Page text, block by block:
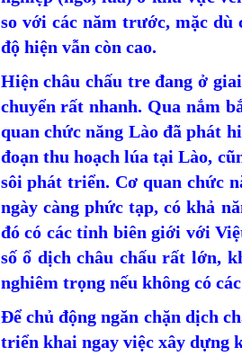
so với các năm trước, mặc
độ hiện vẫn còn cao.
Hiện châu chấu tre đang ở
chuyển rất nhanh. Qua nắm
quan chức năng Lào đã phát
đoạn thu hoạch lúa tại Lào,
sôi phát triển. Cơ quan chức
ngày càng phức tạp, có khả
đó có các tỉnh biên giới với
số ổ dịch châu chấu rất lớn,
nghiêm trọng nếu không có
Để chủ động ngăn chặn dịch
triển khai ngay việc xây dựng